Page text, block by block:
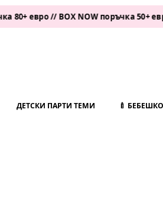
// BOX NOW поръчка 50+ евро •
ДЕТСКИ ПАРТИ ТЕМИ 🍼